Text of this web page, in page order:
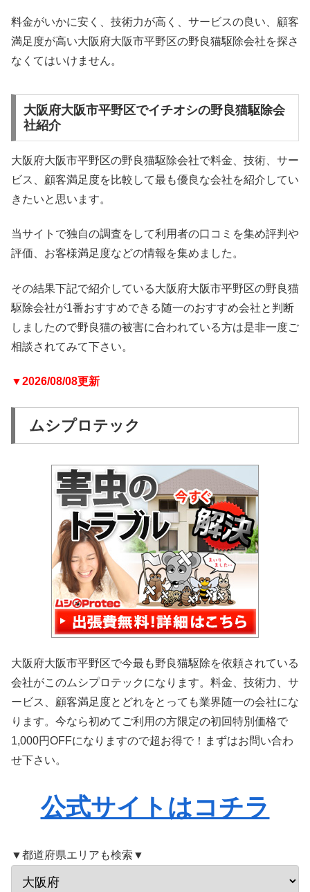
料金がいかに安く、技術力が高く、サービスの良い、顧客
満足度が高い大阪府大阪市平野区の野良猫駆除会社を探さ
なくてはいけません。
大阪府大阪市平野区でイチオシの野良猫駆除会
社紹介
大阪府大阪市平野区の野良猫駆除会社で料金、技術、サー
ビス、顧客満足度を比較して最も優良な会社を紹介してい
きたいと思います。
当サイトで独自の調査をして利用者の口コミを集め評判や
評価、お客様満足度などの情報を集めました。
その結果下記で紹介している大阪府大阪市平野区の野良猫
駆除会社が1番おすすめできる随一のおすすめ会社と判断
しましたので野良猫の被害に合われている方は是非一度ご
相談されてみて下さい。
▼2026/08/08更新
ムシプロテック
大阪府大阪市平野区で今最も野良猫駆除を依頼されている
会社がこのムシプロテックになります。料金、技術力、サ
ービス、顧客満足度とどれをとっても業界随一の会社にな
ります。今なら初めてご利用の方限定の初回特別価格で
1,000円OFFになりますので超お得で！まずはお問い合わ
せ下さい。
公式サイトはコチラ
▼都道府県エリアも検索▼